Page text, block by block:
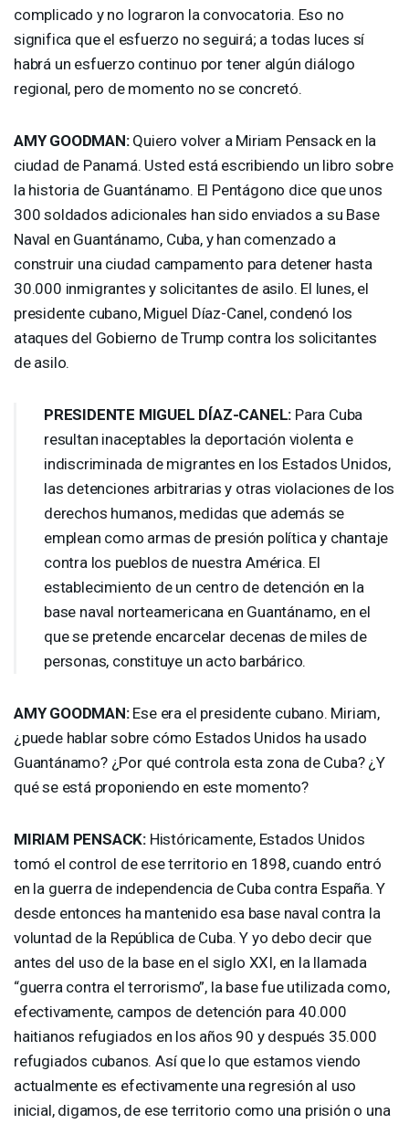
complicado y no lograron la convocatoria. Eso no
significa que el esfuerzo no seguirá; a todas luces sí
habrá un esfuerzo continuo por tener algún diálogo
regional, pero de momento no se concretó.
AMY GOODMAN:Quiero volver a Miriam Pensack en la
ciudad de Panamá. Usted está escribiendo un libro sobre
la historia de Guantánamo. El Pentágono dice que unos
300 soldados adicionales han sido enviados a su Base
Naval en Guantánamo, Cuba, y han comenzado a
construir una ciudad campamento para detener hasta
30.000 inmigrantes y solicitantes de asilo. El lunes, el
presidente cubano, Miguel Díaz-Canel, condenó los
ataques del Gobierno de Trump contra los solicitantes
de asilo.
PRESIDENTE MIGUEL DÍAZ-CANEL: Para Cuba
resultan inaceptables la deportación violenta e
indiscriminada de migrantes en los Estados Unidos,
las detenciones arbitrarias y otras violaciones de los
derechos humanos, medidas que además se
emplean como armas de presión política y chantaje
contra los pueblos de nuestra América. El
establecimiento de un centro de detención en la
base naval norteamericana en Guantánamo, en el
que se pretende encarcelar decenas de miles de
personas, constituye un acto barbárico.
AMY GOODMAN:Ese era el presidente cubano. Miriam,
¿puede hablar sobre cómo Estados Unidos ha usado
Guantánamo? ¿Por qué controla esta zona de Cuba? ¿Y
qué se está proponiendo en este momento?
MIRIAM PENSACK: Históricamente, Estados Unidos
tomó el control de ese territorio en 1898, cuando entró
en la guerra de independencia de Cuba contra España. Y
desde entonces ha mantenido esa base naval contra la
voluntad de la República de Cuba. Y yo debo decir que
antes del uso de la base en el siglo XXI, en la llamada
“guerra contra el terrorismo”, la base fue utilizada como,
efectivamente, campos de detención para 40.000
haitianos refugiados en los años 90 y después 35.000
refugiados cubanos. Así que lo que estamos viendo
actualmente es efectivamente una regresión al uso
inicial, digamos, de ese territorio como una prisión o una